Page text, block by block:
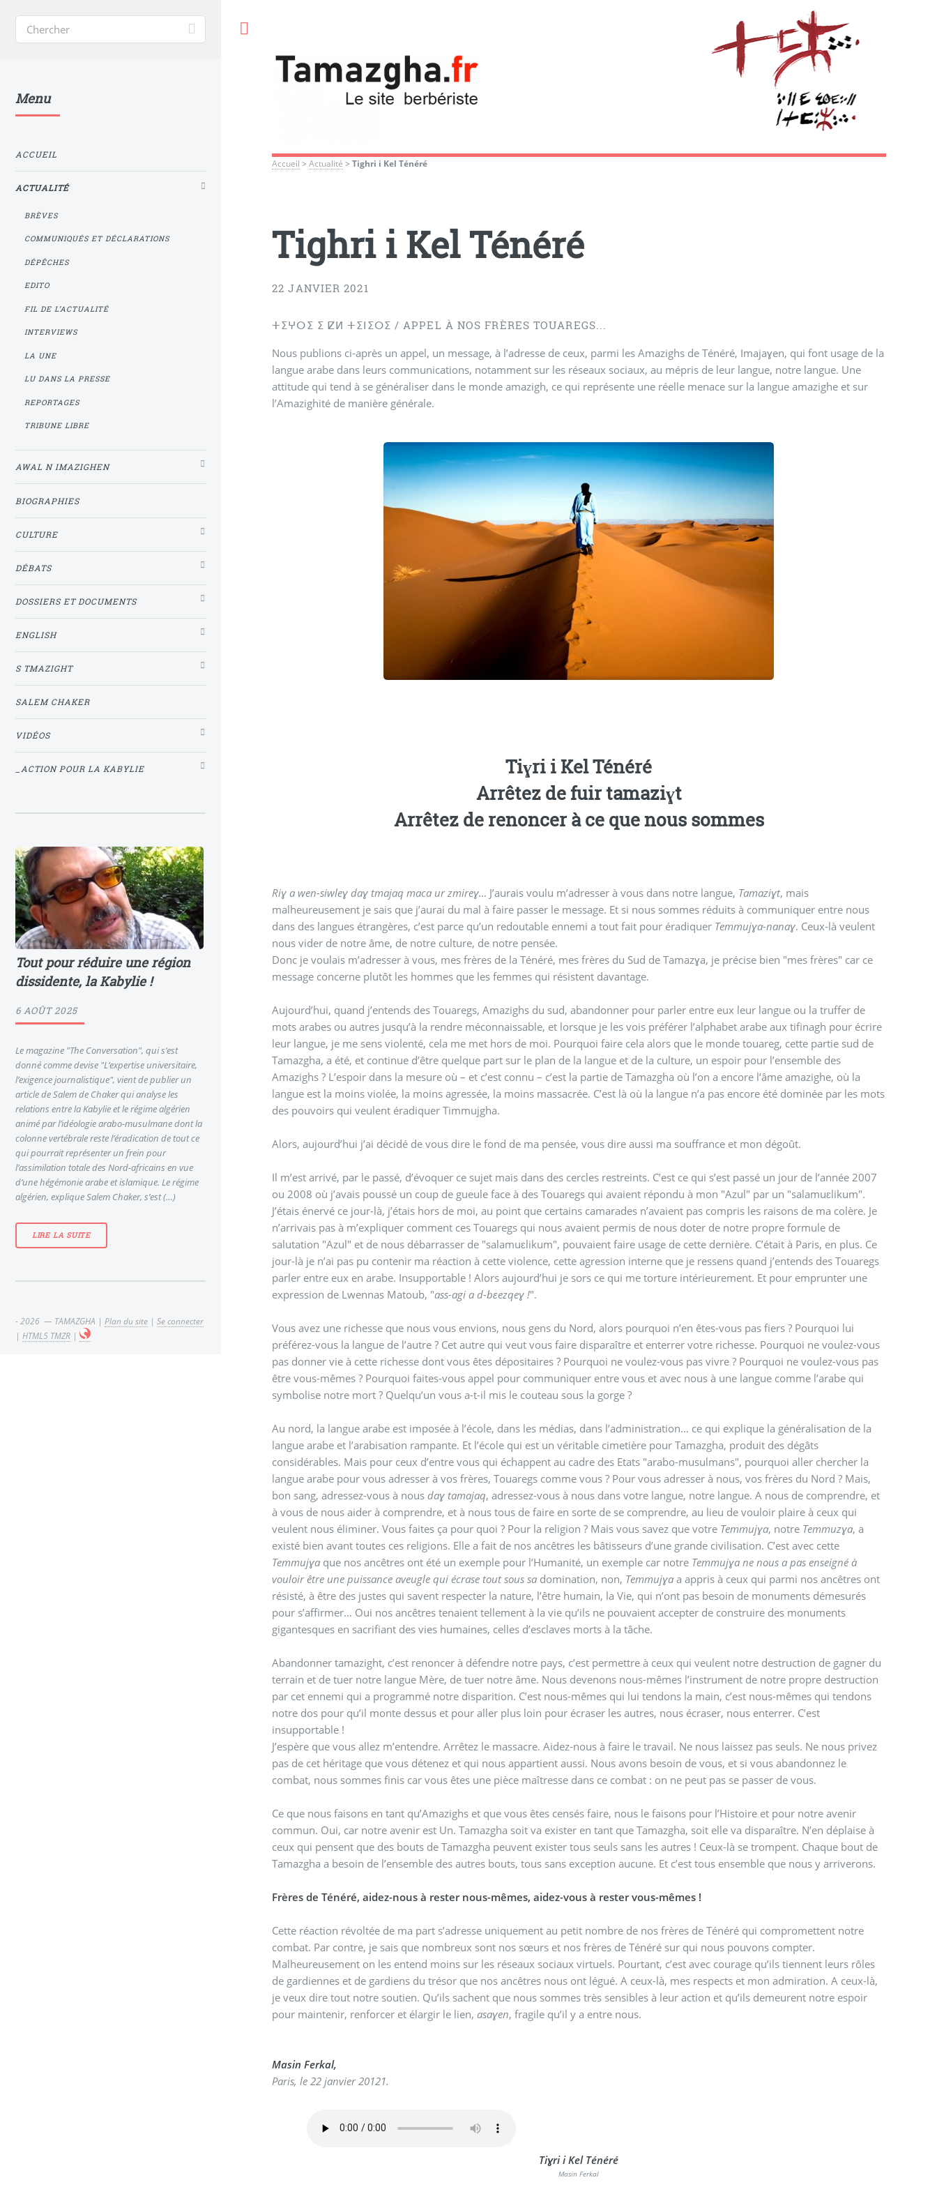
Accueil >Actualité >Tighri i Kel Ténéré
Tighri i Kel Ténéré
22 JANVIER 2021
ⵜⵉⵖⵔⵉ ⵉ ⵇⵍ ⵜⵉⵏⵉⵔⵉ / APPEL À NOS FRÈRES TOUAREGS...
Nous publions ci-après un appel, un message, à l’adresse de ceux, parmi les Amazighs de Ténéré, Imajaɣen, qui font usage de la
langue arabe dans leurs communications, notamment sur les réseaux sociaux, au mépris de leur langue, notre langue. Une
attitude qui tend à se généraliser dans le monde amazigh, ce qui représente une réelle menace sur la langue amazighe et sur
l’Amazighité de manière générale.
Tiɣri i Kel Ténéré
Arrêtez de fuir tamaziɣt
Arrêtez de renoncer à ce que nous sommes
Riɣ a wen-siwleɣ daɣ tmajaq maca ur zmireɣ… J’aurais voulu m’adresser à vous dans notre langue, Tamaziɣt, mais
malheureusement je sais que j’aurai du mal à faire passer le message. Et si nous sommes réduits à communiquer entre nous
dans des langues étrangères, c’est parce qu’un redoutable ennemi a tout fait pour éradiquer Temmujɣa-nanaɣ. Ceux-là veulent
nous vider de notre âme, de notre culture, de notre pensée.
Donc je voulais m’adresser à vous, mes frères de la Ténéré, mes frères du Sud de Tamazɣa, je précise bien "mes frères" car ce
message concerne plutôt les hommes que les femmes qui résistent davantage.
Aujourd’hui, quand j’entends des Touaregs, Amazighs du sud, abandonner pour parler entre eux leur langue ou la truffer de
mots arabes ou autres jusqu’à la rendre méconnaissable, et lorsque je les vois préférer l’alphabet arabe aux tifinagh pour écrire
leur langue, je me sens violenté, cela me met hors de moi. Pourquoi faire cela alors que le monde touareg, cette partie sud de
Tamazgha, a été, et continue d’être quelque part sur le plan de la langue et de la culture, un espoir pour l’ensemble des
Amazighs ? L’espoir dans la mesure où – et c’est connu – c’est la partie de Tamazgha où l’on a encore l’âme amazighe, où la
langue est la moins violée, la moins agressée, la moins massacrée. C’est là où la langue n’a pas encore été dominée par les mots
des pouvoirs qui veulent éradiquer Timmujgha.
Alors, aujourd’hui j’ai décidé de vous dire le fond de ma pensée, vous dire aussi ma souffrance et mon dégoût.
Il m’est arrivé, par le passé, d’évoquer ce sujet mais dans des cercles restreints. C’est ce qui s’est passé un jour de l’année 2007
ou 2008 où j’avais poussé un coup de gueule face à des Touaregs qui avaient répondu à mon "Azul" par un "salamuɛlikum".
J’étais énervé ce jour-là, j’étais hors de moi, au point que certains camarades n’avaient pas compris les raisons de ma colère. Je
n’arrivais pas à m’expliquer comment ces Touaregs qui nous avaient permis de nous doter de notre propre formule de
salutation "Azul" et de nous débarrasser de "salamuɛlikum", pouvaient faire usage de cette dernière. C’était à Paris, en plus. Ce
jour-là je n’ai pas pu contenir ma réaction à cette violence, cette agression interne que je ressens quand j’entends des Touaregs
parler entre eux en arabe. Insupportable ! Alors aujourd’hui je sors ce qui me torture intérieurement. Et pour emprunter une
expression de Lwennas Matoub, "ass-agi a d-bɛezqeɣ !".
Vous avez une richesse que nous vous envions, nous gens du Nord, alors pourquoi n’en êtes-vous pas fiers ? Pourquoi lui
préférez-vous la langue de l’autre ? Cet autre qui veut vous faire disparaître et enterrer votre richesse. Pourquoi ne voulez-vous
pas donner vie à cette richesse dont vous êtes dépositaires ? Pourquoi ne voulez-vous pas vivre ? Pourquoi ne voulez-vous pas
être vous-mêmes ? Pourquoi faites-vous appel pour communiquer entre vous et avec nous à une langue comme l’arabe qui
symbolise notre mort ? Quelqu’un vous a-t-il mis le couteau sous la gorge ?
Au nord, la langue arabe est imposée à l’école, dans les médias, dans l’administration… ce qui explique la généralisation de la
langue arabe et l’arabisation rampante. Et l’école qui est un véritable cimetière pour Tamazgha, produit des dégâts
considérables. Mais pour ceux d’entre vous qui échappent au cadre des Etats "arabo-musulmans", pourquoi aller chercher la
langue arabe pour vous adresser à vos frères, Touaregs comme vous ? Pour vous adresser à nous, vos frères du Nord ? Mais,
bon sang, adressez-vous à nousdaɣ tamajaq, adressez-vous à nous dans votre langue, notre langue. A nous de comprendre, et
à vous de nous aider à comprendre, et à nous tous de faire en sorte de se comprendre, au lieu de vouloir plaire à ceux qui
veulent nous éliminer. Vous faites ça pour quoi ? Pour la religion ? Mais vous savez que votre Temmujɣa, notre Temmuzɣa, a
existé bien avant toutes ces religions. Elle a fait de nos ancêtres les bâtisseurs d’une grande civilisation. C’est avec cette
Temmujɣa que nos ancêtres ont été un exemple pour l’Humanité, un exemple car notre Temmujɣa ne nous a pas enseigné à
vouloir être une puissance aveugle qui écrase tout sous sa domination, non, Temmujɣa a appris à ceux qui parmi nos ancêtres ont
résisté, à être des justes qui savent respecter la nature, l’être humain, la Vie, qui n’ont pas besoin de monuments démesurés
pour s’affirmer… Oui nos ancêtres tenaient tellement à la vie qu’ils ne pouvaient accepter de construire des monuments
gigantesques en sacrifiant des vies humaines, celles d’esclaves morts à la tâche.
Abandonner tamazight, c’est renoncer à défendre notre pays, c’est permettre à ceux qui veulent notre destruction de gagner du
terrain et de tuer notre langue Mère, de tuer notre âme. Nous devenons nous-mêmes l’instrument de notre propre destruction
par cet ennemi qui a programmé notre disparition. C’est nous-mêmes qui lui tendons la main, c’est nous-mêmes qui tendons
notre dos pour qu’il monte dessus et pour aller plus loin pour écraser les autres, nous écraser, nous enterrer. C’est
insupportable !
J’espère que vous allez m’entendre. Arrêtez le massacre. Aidez-nous à faire le travail. Ne nous laissez pas seuls. Ne nous privez
pas de cet héritage que vous détenez et qui nous appartient aussi. Nous avons besoin de vous, et si vous abandonnez le
combat, nous sommes finis car vous êtes une pièce maîtresse dans ce combat : on ne peut pas se passer de vous.
Ce que nous faisons en tant qu’Amazighs et que vous êtes censés faire, nous le faisons pour l’Histoire et pour notre avenir
commun. Oui, car notre avenir est Un. Tamazgha soit va exister en tant que Tamazgha, soit elle va disparaître. N’en déplaise à
ceux qui pensent que des bouts de Tamazgha peuvent exister tous seuls sans les autres ! Ceux-là se trompent. Chaque bout de
Tamazgha a besoin de l’ensemble des autres bouts, tous sans exception aucune. Et c’est tous ensemble que nous y arriverons.
Frères de Ténéré, aidez-nous à rester nous-mêmes, aidez-vous à rester vous-mêmes !
Cette réaction révoltée de ma part s’adresse uniquement au petit nombre de nos frères de Ténéré qui compromettent notre
combat. Par contre, je sais que nombreux sont nos sœurs et nos frères de Ténéré sur qui nous pouvons compter.
Malheureusement on les entend moins sur les réseaux sociaux virtuels. Pourtant, c’est avec courage qu’ils tiennent leurs rôles
de gardiennes et de gardiens du trésor que nos ancêtres nous ont légué. A ceux-là, mes respects et mon admiration. A ceux-là,
je veux dire tout notre soutien. Qu’ils sachent que nous sommes très sensibles à leur action et qu’ils demeurent notre espoir
pour maintenir, renforcer et élargir le lien,asaɣen, fragile qu’il y a entre nous.
Masin Ferkal,
Paris, le 22 janvier 20121.
Tiɣri i Kel Ténéré
Masin Ferkal
Menu
ACCUEIL
ACTUALITÉ
BRÈVES
COMMUNIQUÉS ET DÉCLARATIONS
DÉPÊCHES
EDITO
FIL DE L’ACTUALITÉ
INTERVIEWS
LA UNE
LU DANS LA PRESSE
REPORTAGES
TRIBUNE LIBRE
AWAL N IMAZIGHEN
BIOGRAPHIES
CULTURE
DÉBATS
DOSSIERS ET DOCUMENTS
ENGLISH
S TMAZIGHT
SALEM CHAKER
VIDÉOS
_ACTION POUR LA KABYLIE
Tout pour réduire une région
dissidente, la Kabylie !
6 AOÛT 2025
Le magazine "The Conversation", qui s’est
donné comme devise "L’expertise universitaire,
l’exigence journalistique", vient de publier un
article de Salem de Chaker qui analyse les
relations entre la Kabylie et le régime algérien
animé par l’idéologie arabo-musulmane dont la
colonne vertébrale reste l’éradication de tout ce
qui pourrait représenter un frein pour
l’assimilation totale des Nord-africains en vue
d’une hégémonie arabe et islamique. Le régime
algérien, explique Salem Chaker, s’est (…)
LIRE LA SUITE
- 2026 — TAMAZGHA | Plan du site | Se connecter
| HTML5 TMZR |